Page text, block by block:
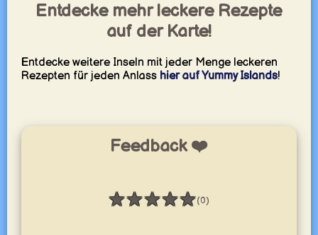
Entdecke mehr leckere Rezepte
auf der Karte!
Entdecke weitere Inseln mit jeder Menge leckeren
Rezepten für jeden Anlass hier auf Yummy Islands!
Feedback ❤️
★★★★★
Bewertung: 0 / 5 (0)